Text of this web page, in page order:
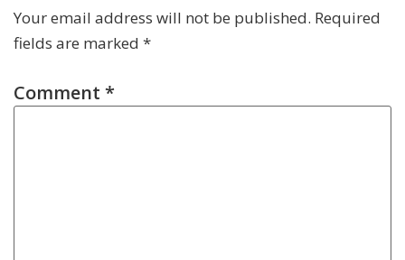
Your email address will not be published. Required
fields are marked *
Comment *